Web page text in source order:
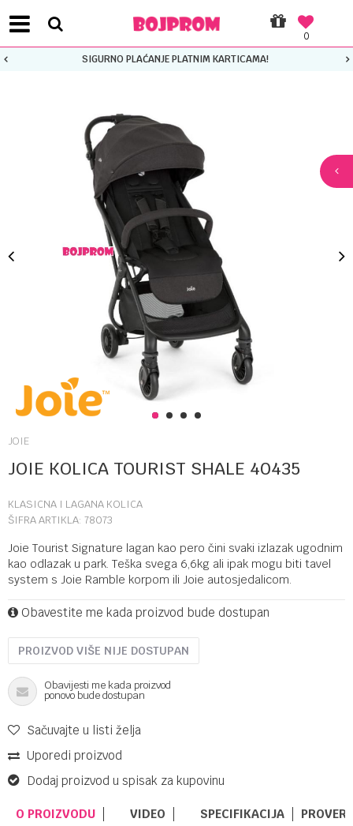
0
SIGURNO PLAĆANJE PLATNIM KARTICAMA!
1 2 3 4
JOIE
JOIE KOLICA TOURIST SHALE 40435
KLASICNA I LAGANA KOLICA
ŠIFRA ARTIKLA: 78073
Joie Tourist Signature lagan kao pero čini svaki izlazak ugodnim
kao odlazak u park. Teška svega 6,6kg ali ipak mogu biti tavel
system s Joie Ramble korpom ili Joie autosjedalicom.
Obavestite me kada proizvod bude dostupan
PROIZVOD VIŠE NIJE DOSTUPAN
Obavijesti me kada proizvod
ponovo bude dostupan
Sačuvajte u listi želja
Uporedi proizvod
Dodaj proizvod u spisak za kupovinu
O PROIZVODU VIDEO SPECIFIKACIJA